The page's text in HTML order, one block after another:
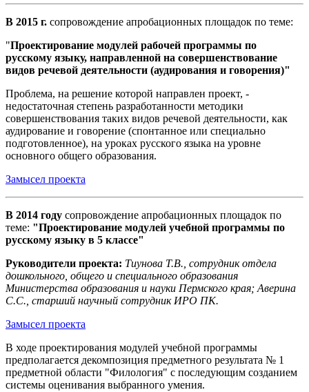
В 2015 г. сопровождение апробационных площадок по теме:
"Проектирование модулей рабочей программы по
русскому языку, направленной на совершенствование
видов речевой деятельности (аудирования и говорения)"
Проблема, на решение которой направлен проект, -
недостаточная степень разработанности методики
совершенствования таких видов речевой деятельности, как
аудирование и говорение (спонтанное или специально
подготовленное), на уроках русского языка на уровне
основного общего образования.
Замысел проекта
В 2014 году сопровождение апробационных площадок по
теме: "Проектирование модулей учебной программы по
русскому языку в 5 классе"
Руководители проекта: Тиунова Т.В., сотрудник отдела
дошкольного, общего и специального образования
Министерства образования и науки Пермского края; Аверина
С.С., старший научный сотрудник ИРО ПК.
Замысел проекта
В ходе проектирования модулей учебной программы
предполагается декомпозиция предметного результата № 1
предметной области "Филология" с последующим созданием
системы оценивания выбранного умения.